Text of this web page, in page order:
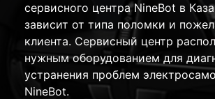
сервисного центра NineBot в
зависит от типа поломки и
клиента. Сервисный центр
нужным оборудованием для
устранения проблем
NineBot.